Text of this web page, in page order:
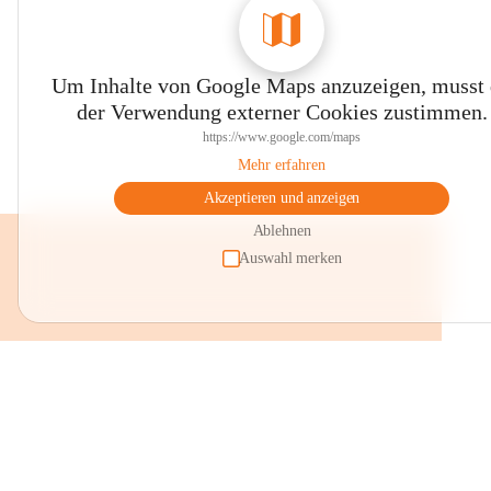
Um Inhalte von Google Maps anzuzeigen, musst
der Verwendung externer Cookies zustimmen.
https://www.google.com/maps
Mehr erfahren
Akzeptieren und anzeigen
Ablehnen
Auswahl merken